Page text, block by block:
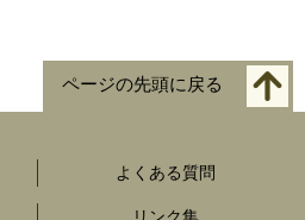
ページの先頭に戻る
よくある質問